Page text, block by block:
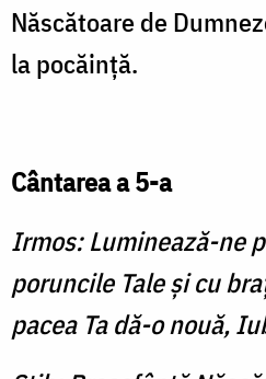
Născătoare de
la pocăință.
Cântarea a 5-a
Irmos:Luminează-ne
po­run­cile Tale și cu
pacea Ta dă-o nouă,